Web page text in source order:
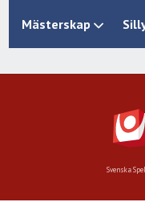
Mästerskap
Svenska